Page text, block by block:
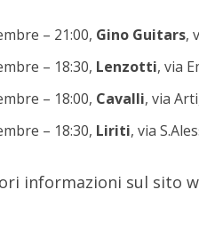
– 21:00, Gino Guitars,
– 18:30, Lenzotti, via
– 18:00, Cavalli, via
– 18:30, Liriti, via
informazioni sul sito